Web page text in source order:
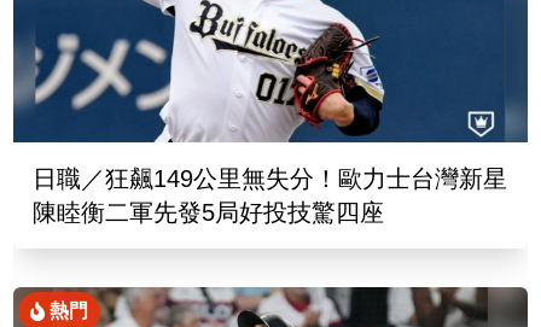
日職／狂飆149公里無失分！歐力士台灣新星
陳睦衡二軍先發5局好投技驚四座
熱門